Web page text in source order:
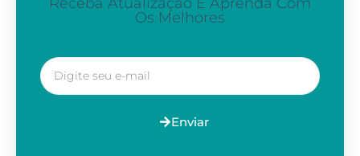
Os Melhores
Enviar